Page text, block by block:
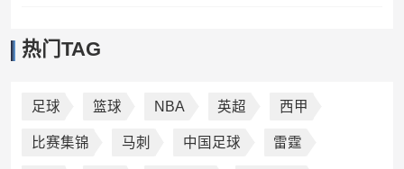
热门TAG
足球 篮球 NBA 英超 西甲
比赛集锦 马刺 中国足球 雷霆